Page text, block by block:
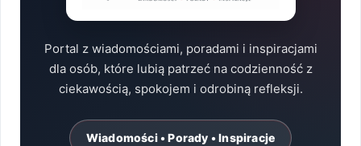
Portal z wiadomościami, poradami i inspiracjami
dla osób, które lubią patrzeć na codzienność z
ciekawością, spokojem i odrobiną refleksji.
Wiadomości • Porady • Inspiracje